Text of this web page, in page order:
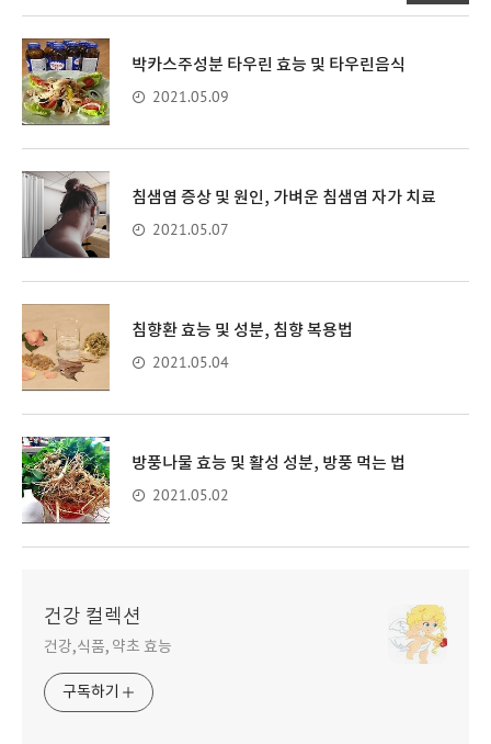
박카스주성분 타우린 효능 및 타우린음식
2021.05.09
침샘염 증상 및 원인, 가벼운 침샘염 자가 치료
2021.05.07
침향환 효능 및 성분, 침향 복용법
2021.05.04
방풍나물 효능 및 활성 성분, 방풍 먹는 법
2021.05.02
건강 컬렉션
건강,식품, 약초 효능
구독하기